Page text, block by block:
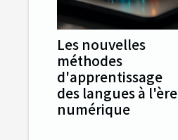
Les nouvelles
méthodes
d'apprentissage
des langues à l'ère
numérique